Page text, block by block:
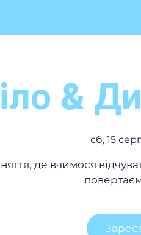
&
сб, 15
де вчимося